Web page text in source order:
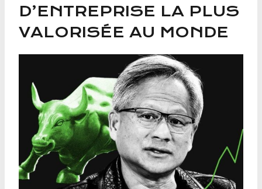
D’ENTREPRISE LA PLUS
VALORISÉE AU MONDE